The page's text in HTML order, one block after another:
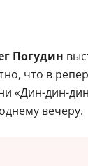
Погудин
что в
«Дин-дин-
вечеру.